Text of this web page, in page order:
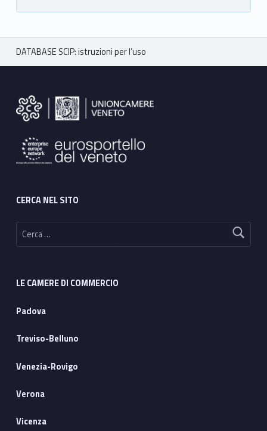
Breadcrumbs navigation
DATABASE SCIP: istruzioni per l’uso
CERCA NEL SITO
Ricerca per:
LE CAMERE DI COMMERCIO
Padova
Treviso-Belluno
Venezia-Rovigo
Verona
Vicenza